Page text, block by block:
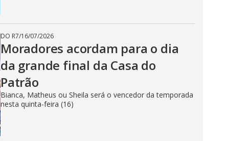
DO R7/16/07/2026
Moradores acordam para o dia
da grande final da Casa do
Patrão
Bianca, Matheus ou Sheila será o vencedor da temporada
nesta quinta-feira (16)